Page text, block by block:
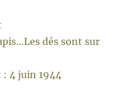
dés sont sur
4 juin 1944